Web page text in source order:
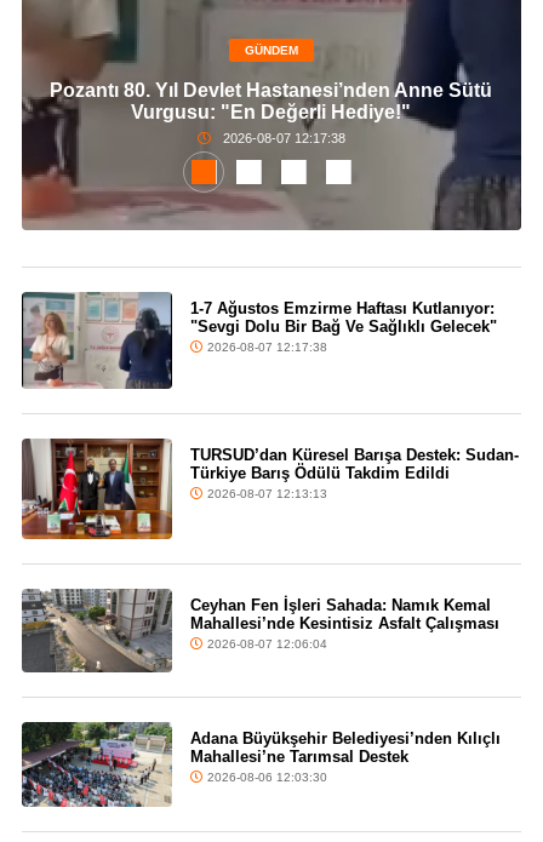
GÜNDEM
Pozantı 80. Yıl Devlet Hastanesi’nden Anne Sütü
Vurgusu: "En Değerli Hediye!"
2026-08-07 12:17:38
1-7 Ağustos Emzirme Haftası Kutlanıyor:
"Sevgi Dolu Bir Bağ Ve Sağlıklı Gelecek"
2026-08-07 12:17:38
TURSUD’dan Küresel Barışa Destek: Sudan-
Türkiye Barış Ödülü Takdim Edildi
2026-08-07 12:13:13
Ceyhan Fen İşleri Sahada: Namık Kemal
Mahallesi’nde Kesintisiz Asfalt Çalışması
2026-08-07 12:06:04
Adana Büyükşehir Belediyesi’nden Kılıçlı
Mahallesi’ne Tarımsal Destek
2026-08-06 12:03:30